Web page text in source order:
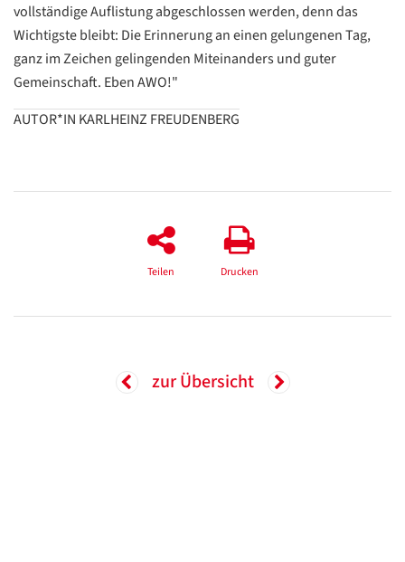
vollständige Auflistung abgeschlossen werden, denn das
Wichtigste bleibt: Die Erinnerung an einen gelungenen Tag,
ganz im Zeichen gelingenden Miteinanders und guter
Gemeinschaft. Eben AWO!"
AUTOR*IN KARLHEINZ FREUDENBERG
Teilen Drucken
zur Übersicht